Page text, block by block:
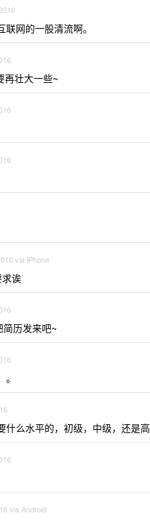
网的一股清流啊。
再壮大一些~
via iPhone
诶
简历发来吧~
什么水平的，初级，中级，还是
via Android